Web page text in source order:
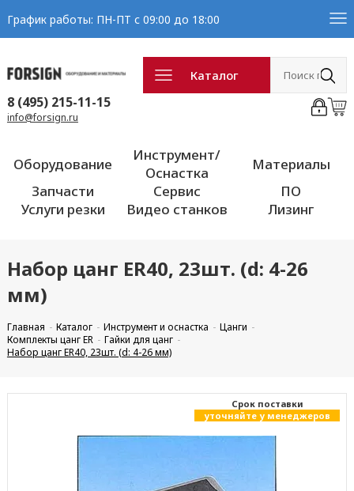
График работы: ПН-ПТ с 09:00 до 18:00
Каталог
8 (495) 215-11-15
info@forsign.ru
Оборудование
Инструмент/
Оснастка
Материалы
Запчасти
Сервис
ПО
Услуги резки
Видео станков Лизинг
Набор цанг ER40, 23шт. (d: 4-26
мм)
Главная Каталог Инструмент и оснастка
Цанги
Комплекты цанг ER
Гайки для цанг
Набор цанг ER40, 23шт. (d: 4-26 мм)
Cрок поставки
уточняйте у менеджеров